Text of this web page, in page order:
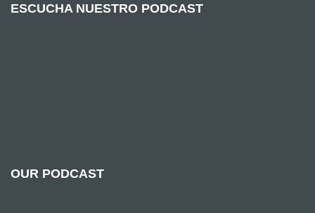
ESCUCHA NUESTRO PODCAST
OUR PODCAST